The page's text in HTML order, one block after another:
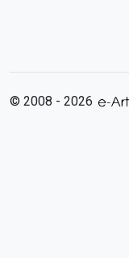
© 2008 - 2026